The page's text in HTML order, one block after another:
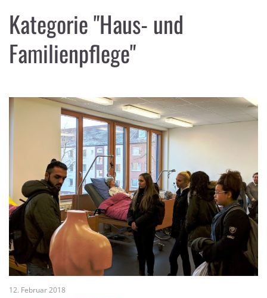
Kategorie "Haus- und
Familienpflege"
12. Februar 2018